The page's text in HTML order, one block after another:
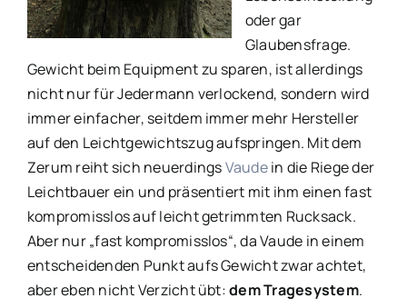
oder gar
Glaubensfrage.
Gewicht beim Equipment zu sparen, ist allerdings
nicht nur für Jedermann verlockend, sondern wird
immer einfacher, seitdem immer mehr Hersteller
auf den Leichtgewichtszug aufspringen. Mit dem
Zerum reiht sich neuerdingsVaudein die Riege der
Leichtbauer ein und präsentiert mit ihm einen fast
kompromisslos auf leicht getrimmten Rucksack.
Aber nur „fast kompromisslos“, da Vaude in einem
entscheidenden Punkt aufs Gewicht zwar achtet,
aber eben nicht Verzicht übt:dem Tragesystem.